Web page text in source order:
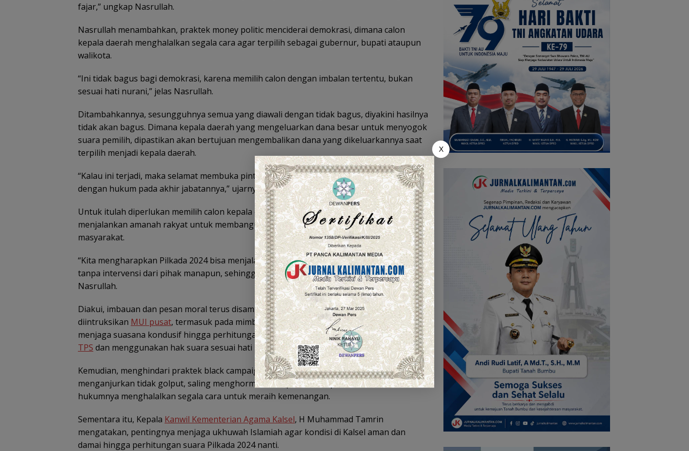
fajar,” ungkap Nasrullah.
Nasrullah menambahkan, praktek money politic menciderai demokrasi, dimana calon
kepala daerah menghalalkan segala cara agar terpilih sebagai gubernur, bupati ataupun
walikota.
“Ini tidak bagus bagi demokrasi, karena memilih calon dengan imbalan tertentu, bukan
sesuai hati nurani,” jelas Nasrullah.
Ditambahkannya, sesungguhnya semua yang diawali dengan tidak bagus, diyakini hasilnya
tidak akan bagus. Dimana kepala daerah yang mengeluarkan dana besar untuk menyogok
suara pemilih, dipastikan akan bertujuan mengembalikan dana yang dikeluarkannya saat
terpilih menjadi kepala daerah.
“Kalau ini terjadi, maka selamat membuka pintu gerbang kepala daerah berhadapan
dengan hukum pada akhir jabatannya,” ujarnya.
Untuk itulah diperlukan memilih calon kepala daerah yang bersih dan jujur, agar bisa
menjalankan amanah rakyat untuk membangun daerah dan meningkatkan kesejahteraan
masyarakat.
“Kita mengharapkan Pilkada 2024 bisa menjalan bersih, proses demokrasi juga bersih
tanpa intervensi dari pihak manapun, sehingga terpilih pemimpin yang bersih,” kata
Nasrullah.
Diakui, imbauan dan pesan moral terus disampaikan MUI Kalsel, seperti yang
diintruksikan MUI pusat, termasuk pada mimbar Jumat di masjid agar politik bersih,
menjaga suasana kondusif hingga perhitungan suara, menolak money politic, datang ke
TPS dan menggunakan hak suara sesuai hati nurani.
Kemudian, menghindari praktek black campaign, menjaga persatuan dan kesatuan,
menganjurkan tidak golput, saling menghormati atas perbedaan pilihan dan haram
hukumnya menghalalkan segala cara untuk meraih kemenangan.
Sementara itu, Kepala Kanwil Kementerian Agama Kalsel, H Muhammad Tamrin
mengatakan, pentingnya menjaga ukhuwah Islamiah agar kondisi di Kalsel aman dan
damai hingga perhitungan suara Pilkada 2024 nanti.
X